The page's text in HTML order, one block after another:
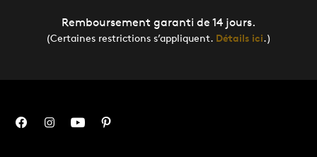
Remboursement garanti de 14 jours.
(Certaines restrictions s’appliquent. Détails ici.)